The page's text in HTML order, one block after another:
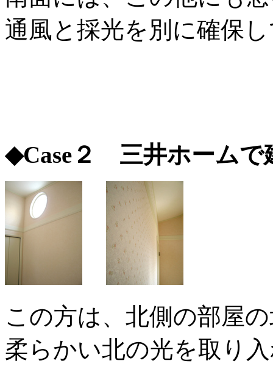
通風と採光を別に確保
◆Case２ 三井ホームで
この方は、北側の部屋
柔らかい北の光を取り